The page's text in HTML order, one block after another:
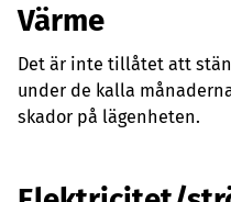
Värme
Det är inte tillåtet att
under de kalla
skador på lägenheten.